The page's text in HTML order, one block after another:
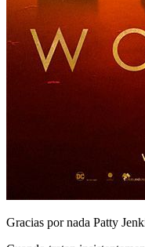
Gracias por nada Patty